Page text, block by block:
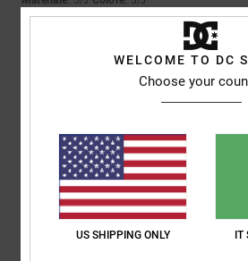
Consiglio questo prodotto
5/5
19. maggio 2026
Qualità e spedizione impeccabili
Mostra originale - Français
Comfort: 5/5 Rapporto qualità-prezzo
WELCOME TO DC
Choose your
US SHIPPING ONLY IT